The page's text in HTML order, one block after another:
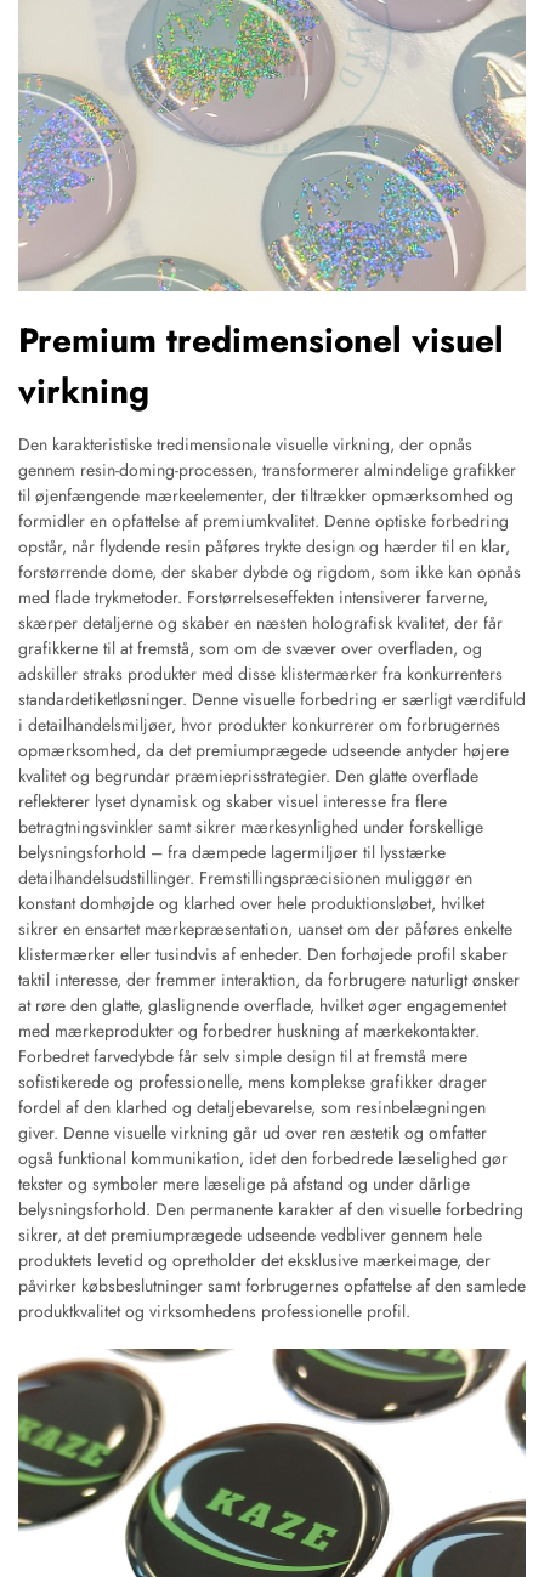
Premium tredimensionel visuel
virkning
Den karakteristiske tredimensionale visuelle virkning, der opnås
gennem resin-doming-processen, transformerer almindelige grafikker
til øjenfængende mærkeelementer, der tiltrækker opmærksomhed og
formidler en opfattelse af premiumkvalitet. Denne optiske forbedring
opstår, når flydende resin påføres trykte design og hærder til en klar,
forstørrende dome, der skaber dybde og rigdom, som ikke kan opnås
med flade trykmetoder. Forstørrelseseffekten intensiverer farverne,
skærper detaljerne og skaber en næsten holografisk kvalitet, der får
grafikkerne til at fremstå, som om de svæver over overfladen, og
adskiller straks produkter med disse klistermærker fra konkurrenters
standardetiketløsninger. Denne visuelle forbedring er særligt værdifuld
i detailhandelsmiljøer, hvor produkter konkurrerer om forbrugernes
opmærksomhed, da det premiumprægede udseende antyder højere
kvalitet og begrundar præmieprisstrategier. Den glatte overflade
reflekterer lyset dynamisk og skaber visuel interesse fra flere
betragtningsvinkler samt sikrer mærkesynlighed under forskellige
belysningsforhold – fra dæmpede lagermiljøer til lysstærke
detailhandelsudstillinger. Fremstillingspræcisionen muliggør en
konstant domhøjde og klarhed over hele produktionsløbet, hvilket
sikrer en ensartet mærkepræsentation, uanset om der påføres enkelte
klistermærker eller tusindvis af enheder. Den forhøjede profil skaber
taktil interesse, der fremmer interaktion, da forbrugere naturligt ønsker
at røre den glatte, glaslignende overflade, hvilket øger engagementet
med mærkeprodukter og forbedrer huskning af mærkekontakter.
Forbedret farvedybde får selv simple design til at fremstå mere
sofistikerede og professionelle, mens komplekse grafikker drager
fordel af den klarhed og detaljebevarelse, som resinbelægningen
giver. Denne visuelle virkning går ud over ren æstetik og omfatter
også funktional kommunikation, idet den forbedrede læselighed gør
tekster og symboler mere læselige på afstand og under dårlige
belysningsforhold. Den permanente karakter af den visuelle forbedring
sikrer, at det premiumprægede udseende vedbliver gennem hele
produktets levetid og opretholder det eksklusive mærkeimage, der
påvirker købsbeslutninger samt forbrugernes opfattelse af den samlede
produktkvalitet og virksomhedens professionelle profil.